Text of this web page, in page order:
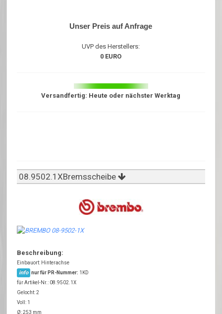
Unser Preis auf Anfrage
UVP des Herstellers:
0 EURO
Versandfertig: Heute oder nächster Werktag
08.9502.1XBremsscheibe
Beschreibung:
Einbauort: Hinterachse
info nur für PR-Nummer: 1KD
für Artikel-Nr.: 08.9502.1X
Gelocht: 2
Voll: 1
Ø: 253 mm